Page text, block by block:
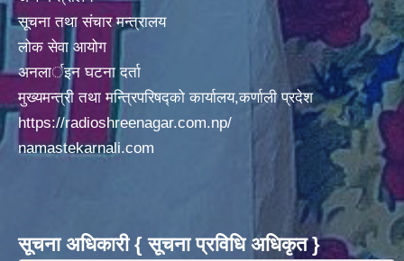
सूचना तथा संचार मन्त्रालय
लोक सेवा आयोग
अनलार्इन घटना दर्ता
मुख्यमन्त्री तथा मन्त्रिपरिषद्को कार्यालय,कर्णाली प्रदेश
https://radioshreenagar.com.np/
namastekarnali.com
सूचना अधिकारी { सूचना प्रविधि अधिकृत }